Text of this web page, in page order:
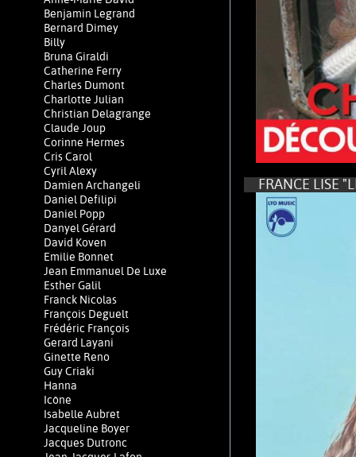
Benjamin Legrand
Bernard Dimey
Billy
Bruna Giraldi
Catherine Ferry
Charles Dumont
Charlotte Julian
Christian Delagrange
Claude Joup
Corinne Hermes
Cris Carol
Cyril Alexy
Damien Archangeli
Daniel Defilipi
Daniel Popp
Danyel Gérard
David Koven
Emilie Bonnet
Jean Emmanuel De Luxe
Esther Galil
Franck Nicolas
François Deguelt
Frédéric François
Gerard Layani
Ginette Reno
Guy Criaki
Hanna
Icône
Isabelle Aubret
Jacqueline Boyer
Jacques Dutronc
FRANCE LISE